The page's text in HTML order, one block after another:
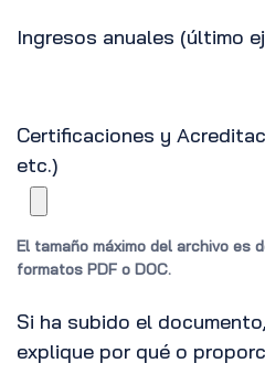
Ingresos anuales (último
Certificaciones y
etc.)
El tamaño máximo del archivo es
formatos PDF o DOC.
Si ha subido el
explique por qué o